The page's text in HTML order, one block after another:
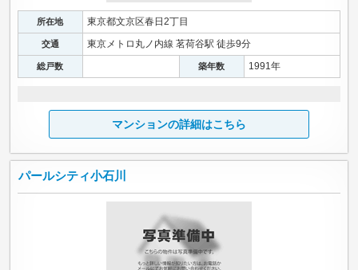
所在地 東京都文京区春日2丁目
交通 東京メトロ丸ノ内線 茗荷谷駅 徒歩9分
総戸数 築年数 1991年
マンションの詳細はこちら
パールシティ小石川